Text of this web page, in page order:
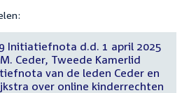
Initiatiefnota d.d. 1 april 2025
Ceder, Tweede Kamerlid
van de leden Ceder en
over online kinderrechten